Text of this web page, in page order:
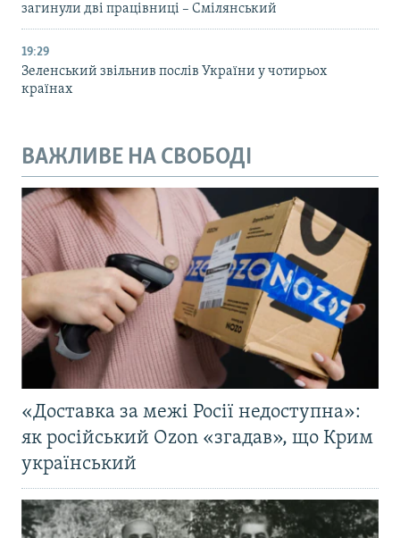
загинули дві працівниці – Смілянський
19:29
Зеленський звільнив послів України у чотирьох
країнах
ВАЖЛИВЕ НА СВОБОДІ
«Доставка за межі Росії недоступна»:
як російський Ozon «згадав», що Крим
український